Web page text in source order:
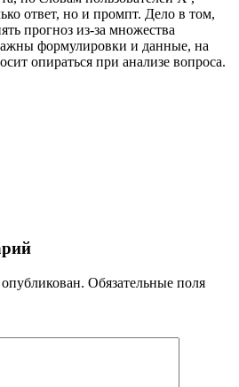
ответ, но и промпт. Дело в том,
прогноз из-за множества
формулировки и данные, на
опираться при анализе вопроса.
Обязательные поля